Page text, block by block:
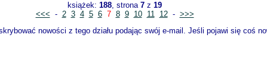
książek: 188, strona 7 z 19
<<< - 2 3 4 5 6 7 8 9 10 11 12- >>>
nowości z tego działu podając swój e-mail. Jeśli pojawi się coś